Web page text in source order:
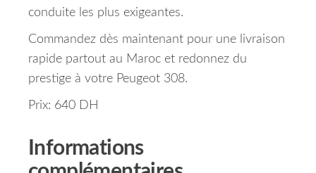
conduite les plus exigeantes.
Commandez dès maintenant pour une livraison
rapide partout au Maroc et redonnez du
prestige à votre Peugeot 308.
Prix: 640 DH
Informations